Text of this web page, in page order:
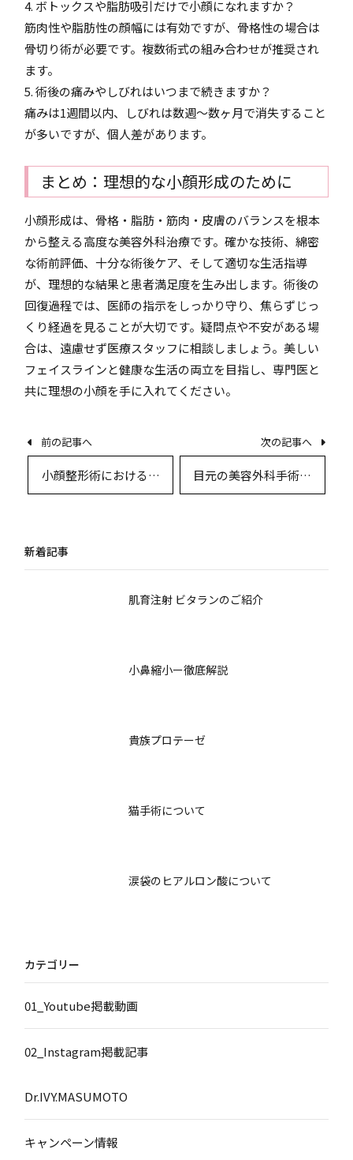
4. ボトックスや脂肪吸引だけで小顔になれますか？
筋肉性や脂肪性の顔幅には有効ですが、骨格性の場合は
骨切り術が必要です。複数術式の組み合わせが推奨され
ます。
5. 術後の痛みやしびれはいつまで続きますか？
痛みは1週間以内、しびれは数週～数ヶ月で消失すること
が多いですが、個人差があります。
まとめ：理想的な小顔形成のために
小顔形成は、骨格・脂肪・筋肉・皮膚のバランスを根本
から整える高度な美容外科治療です。確かな技術、綿密
な術前評価、十分な術後ケア、そして適切な生活指導
が、理想的な結果と患者満足度を生み出します。術後の
回復過程では、医師の指示をしっかり守り、焦らずじっ
くり経過を見ることが大切です。疑問点や不安がある場
合は、遠慮せず医療スタッフに相談しましょう。美しい
フェイスラインと健康な生活の両立を目指し、専門医と
共に理想の小顔を手に入れてください。
前の記事へ
小顔整形術における術
後管理と生活指導の最
次の記事へ
目元の美容外科手術徹
底解説〜二重埋没法か
新着記事
肌育注射 ビタランのご紹介
小鼻縮小ー徹底解説
貴族プロテーゼ
猫手術について
涙袋のヒアルロン酸について
カテゴリー
01_Youtube掲載動画
02_Instagram掲載記事
Dr.IVY.MASUMOTO
キャンペーン情報